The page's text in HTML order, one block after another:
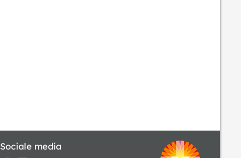
Sociale media